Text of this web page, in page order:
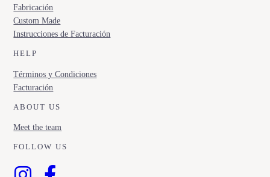
Fabricación
Custom Made
Instrucciones de Facturación
HELP
Términos y Condiciones
Facturación
ABOUT US
Meet the team
FOLLOW US